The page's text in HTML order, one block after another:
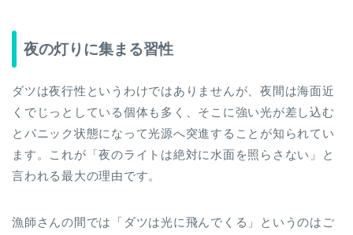
夜の灯りに集まる習性
ダツは夜行性というわけではありませんが、夜間は海面近
くでじっとしている個体も多く、そこに強い光が差し込む
とパニック状態になって光源へ突進することが知られてい
ます。これが「夜のライトは絶対に水面を照らさない」と
言われる最大の理由です。
漁師さんの間では「ダツは光に飛んでくる」というのはご